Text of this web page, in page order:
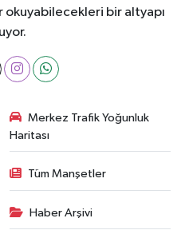
okuyabilecekleri bir altyapı
Merkez Trafik Yoğunluk
Haritası
Tüm Manşetler
Haber Arşivi